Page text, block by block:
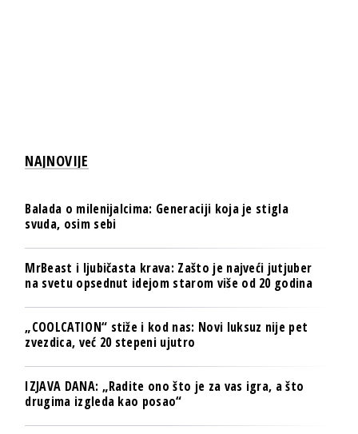
NAJNOVIJE
Balada o milenijalcima: Generaciji koja je stigla
svuda, osim sebi
MrBeast i ljubičasta krava: Zašto je najveći jutjuber
na svetu opsednut idejom starom više od 20 godina
„COOLCATION“ stiže i kod nas: Novi luksuz nije pet
zvezdica, već 20 stepeni ujutro
IZJAVA DANA: „Radite ono što je za vas igra, a što
drugima izgleda kao posao“